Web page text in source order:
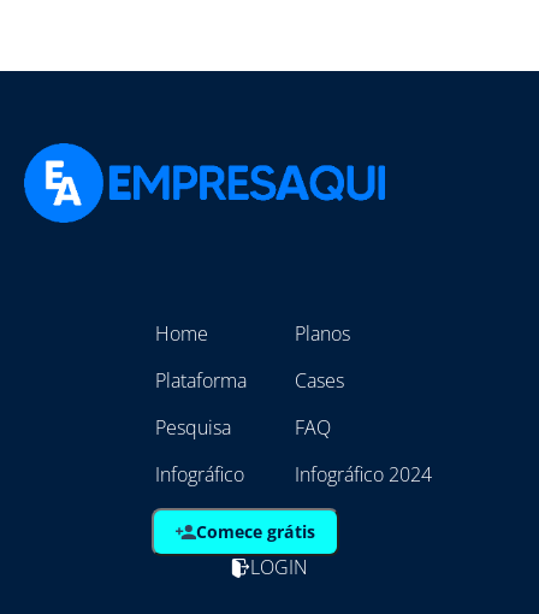
Home
Plataforma
Pesquisa
Infográfico
Planos
Cases
FAQ
Infográfico 2024
Comece grátis
LOGIN